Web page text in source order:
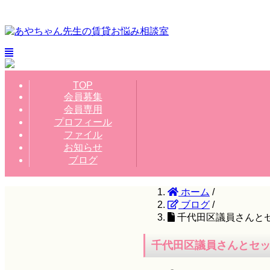
TOP
会員募集
会員専用
プロフィール
ファイル
お知らせ
ブログ
ホーム /
ブログ /
千代田区議員さんと
千代田区議員さんとセ